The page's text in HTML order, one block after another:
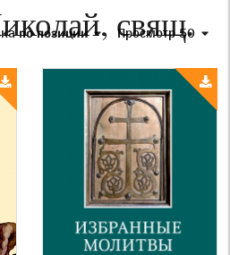
свящ.
Просмотр 50
по позиции